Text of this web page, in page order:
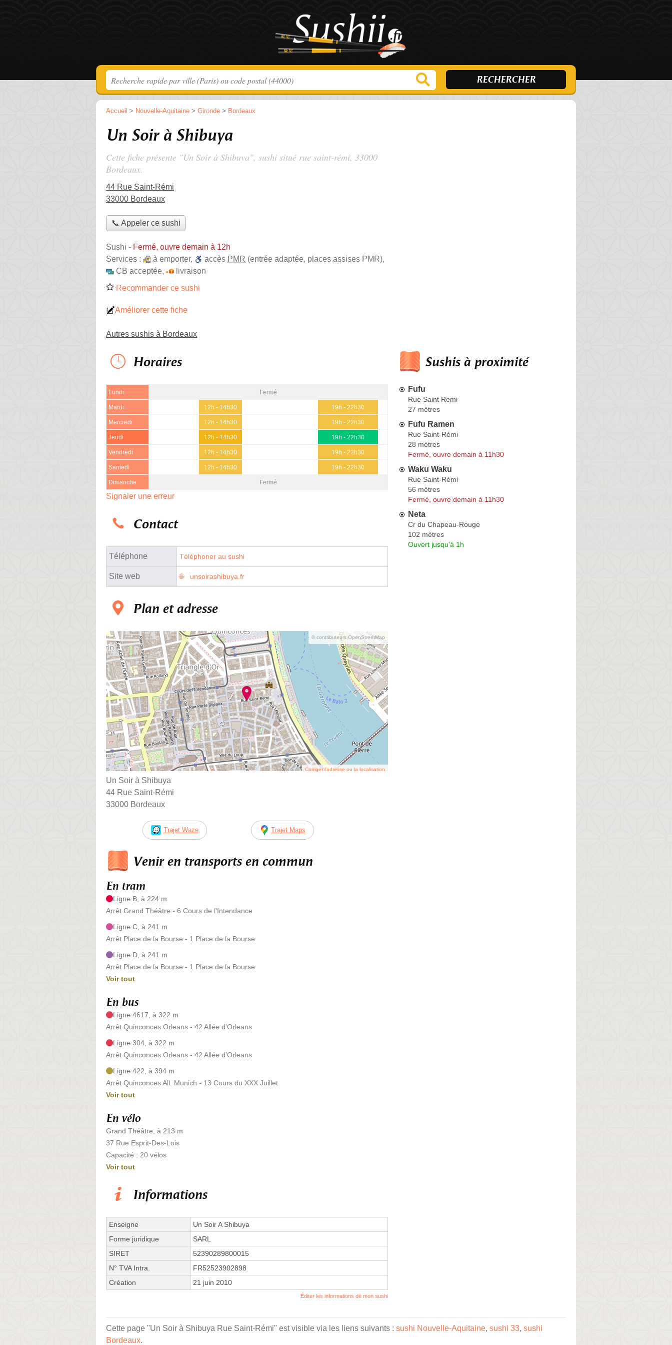
Accueil > Nouvelle-Aquitaine > Gironde > Bordeaux
Un Soir à Shibuya
Cette fiche présente "Un Soir à Shibuya", sushi situé rue saint-rémi, 33000
Bordeaux.
44 Rue Saint-Rémi
33000 Bordeaux
📞 Appeler ce sushi
Sushi - Fermé, ouvre demain à 12h
Services :
à emporter, accès PMR (entrée adaptée, places assises PMR),
CB acceptée,
livraison
Recommander ce sushi
Améliorer cette fiche
Autres sushis à Bordeaux
Horaires
Lundi Fermé
Mardi 12h - 14h30 19h - 22h30
Mercredi 12h - 14h30 19h - 22h30
Jeudi 12h - 14h30 19h - 22h30
Vendredi 12h - 14h30 19h - 22h30
Samedi 12h - 14h30 19h - 22h30
Dimanche Fermé
Signaler une erreur
Contact
Téléphone Téléphoner au sushi
Site web unsoirashibuya.fr
Plan et adresse
© contributeurs OpenStreetMap
Corriger l’adresse ou la localisation
Un Soir à Shibuya
44 Rue Saint-Rémi
33000 Bordeaux
Trajet Waze Trajet Maps
Venir en transports en commun
En tram
Ligne B, à 224 m
Arrêt Grand Théâtre - 6 Cours de l'Intendance
Ligne C, à 241 m
Arrêt Place de la Bourse - 1 Place de la Bourse
Ligne D, à 241 m
Arrêt Place de la Bourse - 1 Place de la Bourse
Voir tout
En bus
Ligne 4617, à 322 m
Arrêt Quinconces Orleans - 42 Allée d'Orleans
Ligne 304, à 322 m
Arrêt Quinconces Orleans - 42 Allée d’Orleans
Ligne 422, à 394 m
Arrêt Quinconces All. Munich - 13 Cours du XXX Juillet
Voir tout
En vélo
Grand Théâtre, à 213 m
37 Rue Esprit-Des-Lois
Capacité : 20 vélos
Voir tout
Informations
Enseigne
Un Soir A Shibuya
Forme juridique
SARL
SIRET
52390289800015
N° TVA Intra.
FR52523902898
Création
21 juin 2010
Éditer les informations de mon sushi
Sushis à proximité
Fufu
Rue Saint Remi
27 mètres
Fufu Ramen
Rue Saint-Rémi
28 mètres
Fermé, ouvre demain à 11h30
Waku Waku
Rue Saint-Rémi
56 mètres
Fermé, ouvre demain à 11h30
Neta
Cr du Chapeau-Rouge
102 mètres
Ouvert jusqu'à 1h
Cette page "Un Soir à Shibuya Rue Saint-Rémi" est visible via les liens suivants : sushi Nouvelle-Aquitaine, sushi 33, sushi
Bordeaux.